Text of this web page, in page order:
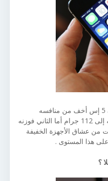
من البداية نكتشف أن وزن الأيفون 5 إس أخف من منافسه
الكوري ، كيف لا و الأول يصل وزنه إلى 112 جرام أما الثاني فوزنه
كنت من عشاق الأجهزة الخفيفة
؟